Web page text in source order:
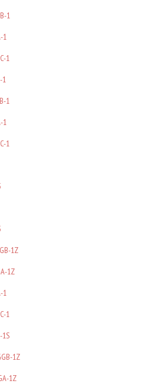
1
1
1
1
1
1
1
1Z
1Z
1
1
1S
1Z
1Z